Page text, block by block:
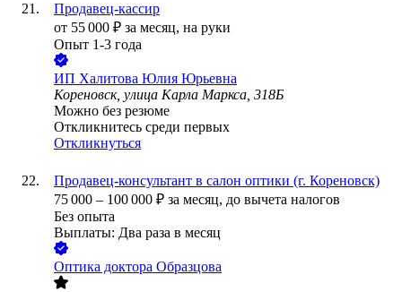
Продавец-кассир
от 55 000 ₽ за месяц, на руки
Опыт 1-3 года
ИП Халитова Юлия Юрьевна
Кореновск, улица Карла Маркса, 318Б
Можно без резюме
Откликнитесь среди первых
Откликнуться
Продавец-консультант в салон оптики (г. Кореновск)
75 000 – 100 000 ₽ за месяц, до вычета налогов
Без опыта
Выплаты: Два раза в месяц
Оптика доктора Образцова